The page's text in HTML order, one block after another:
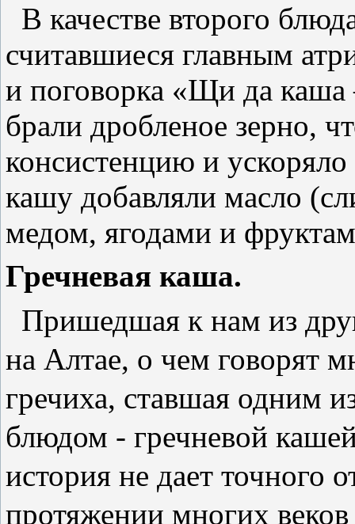
В качестве второго
считавшиеся главным
и поговорка «Щи да каша
брали дробленое зерно,
консистенцию и
кашу добавляли масло
медом, ягодами и
Гречневая каша.
Пришедшая к нам из
на Алтае, о чем говорят
гречиха, ставшая одним
блюдом - гречневой
история не дает точного
протяжении многих